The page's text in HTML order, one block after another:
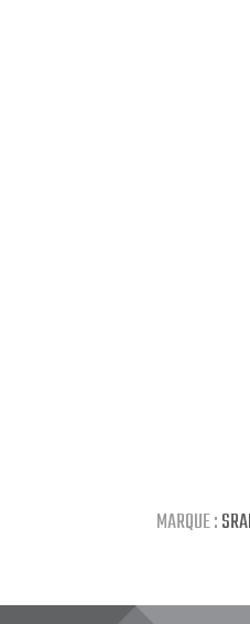
MARQUE :